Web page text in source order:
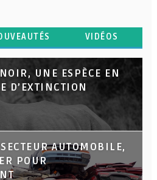
VIDÉOS
UNE ESPÈCE EN
D’EXTINCTION
AUTOMOBILE,
POUR